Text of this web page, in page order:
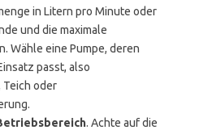
in Litern pro Minute oder
und die maximale
Wähle eine Pumpe, deren
passt, also
oder
. Achte auf die